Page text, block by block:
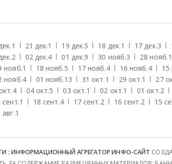
1 21 дек.1 19 дек.5 18 дек.1 17 дек.3
2 02 дек.4 01 дек.9 30 нояб.3 28 нояб.1
нояб.1 18 нояб.5 17 нояб.4 16 нояб.4 15
нояб.4 01 нояб.13 31 окт.1 29 окт.1 27
4 04 окт.5 03 окт.1 02 окт.1 01 окт.2
сент.1 18 сент.4 17 сент.2 16 сент.2 15
авг.1
: ИНФОРМАЦИОННЫЙ АГРЕГАТОР ИНФО-САЙТ